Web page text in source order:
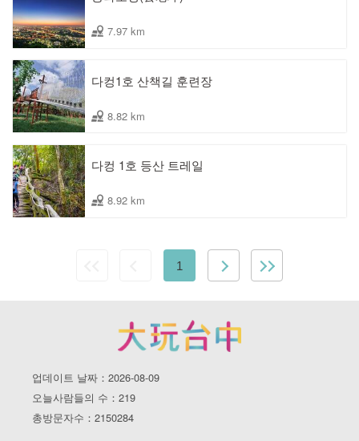
7.97 km
다컹1호 산책길 훈련장
8.82 km
다컹 1호 등산 트레일
8.92 km
1
업데이트 날짜：2026-08-09
오늘사람들의 수：219
총방문자수：2150284